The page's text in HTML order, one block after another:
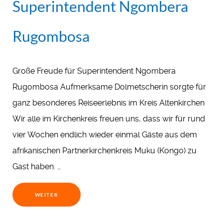
Superintendent Ngombera
Rugombosa
Große Freude für Superintendent Ngombera
Rugombosa Aufmerksame Dolmetscherin sorgte für
ganz besonderes Reiseerlebnis im Kreis Altenkirchen
Wir alle im Kirchenkreis freuen uns, dass wir für rund
vier Wochen endlich wieder einmal Gäste aus dem
afrikanischen Partnerkirchenkreis Muku (Kongo) zu
Gast haben. …
WEITER